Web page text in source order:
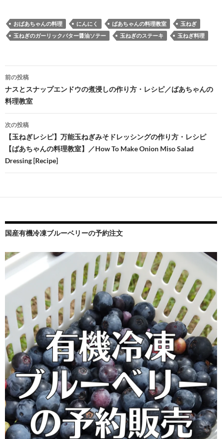
おばあちゃんの料理 にんにく ばあちゃんの料理教室
玉ねぎ
玉ねぎのガーリックバター醤油ソテー
玉ねぎのステーキ 玉ねぎ料理
投
稿
ナ
ビ
ゲ
ー
シ
ョ
前の投稿
ナスとスナップエンドウの煮浸しの作り方・レシピ／ばあちゃんの
料理教室
次の投稿
【玉ねぎレシピ】万能玉ねぎみそドレッシングの作り方・レシピ
【ばあちゃんの料理教室】／How To Make Onion Miso Salad
Dressing [Recipe]
国産有機冷凍ブルーベリーの予約注文